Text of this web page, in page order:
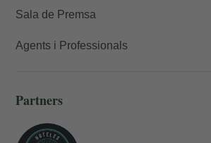
Sala de Premsa
Agents i Professionals
Partners